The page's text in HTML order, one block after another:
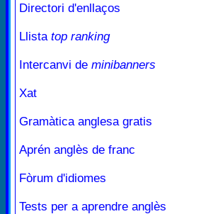
Directori d'enllaços
Llista top ranking
Intercanvi de minibanners
Xat
Gramàtica anglesa gratis
Aprén anglès de franc
Fòrum d'idiomes
Tests per a aprendre anglès